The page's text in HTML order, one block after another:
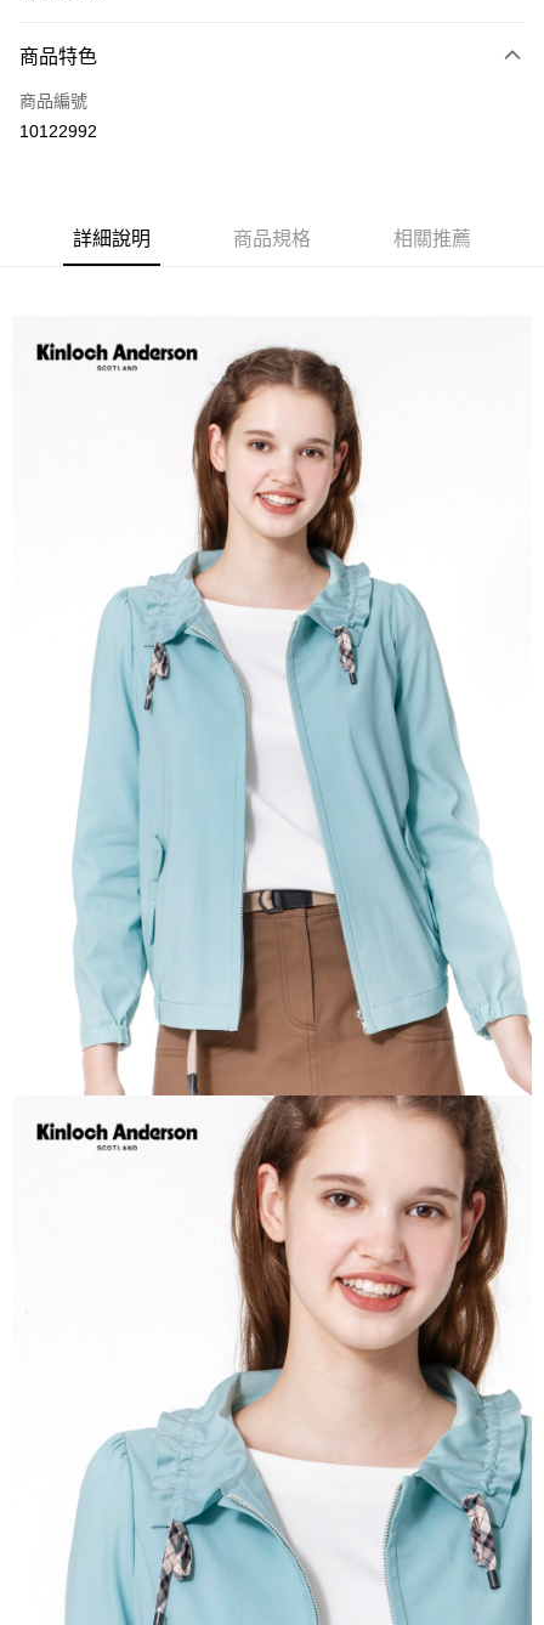
信用卡一次付款
LINE Pay
運送方式
每筆NT$60，滿NT$1,000(含以上)免運費
每筆NT$60，滿NT$1,000(含以上)免運費
商品特色
商品編號
10122992
詳細說明 商品規格 相關推薦